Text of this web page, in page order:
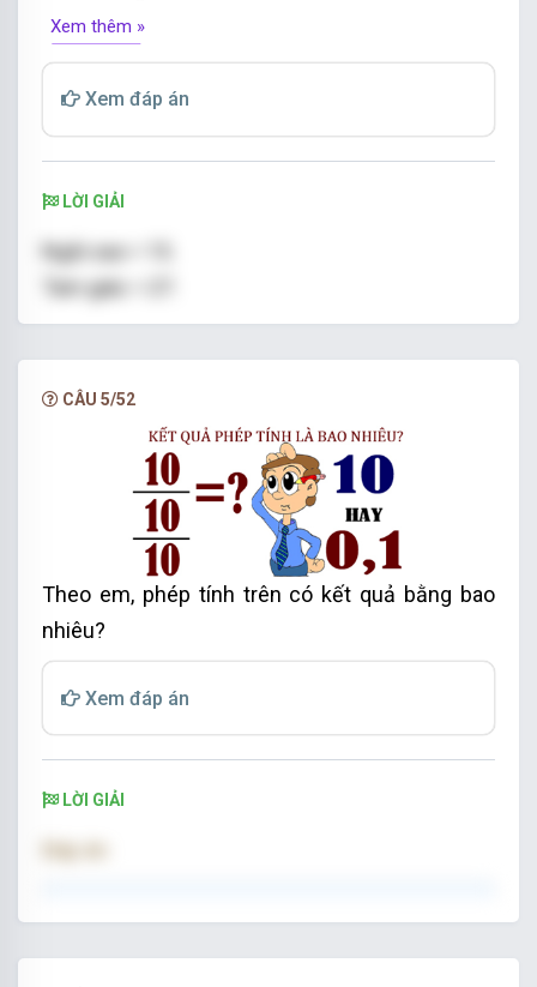
Xem thêm »
Xem đáp án
LỜI GIẢI
Ngôi sao = 15.
Tam giác = 27.
Hình vuông = 18.
Trái tim = 1
CÂU 5/52
Theo em, phép tính trên có kết quả bằng bao
nhiêu?
Xem đáp án
LỜI GIẢI